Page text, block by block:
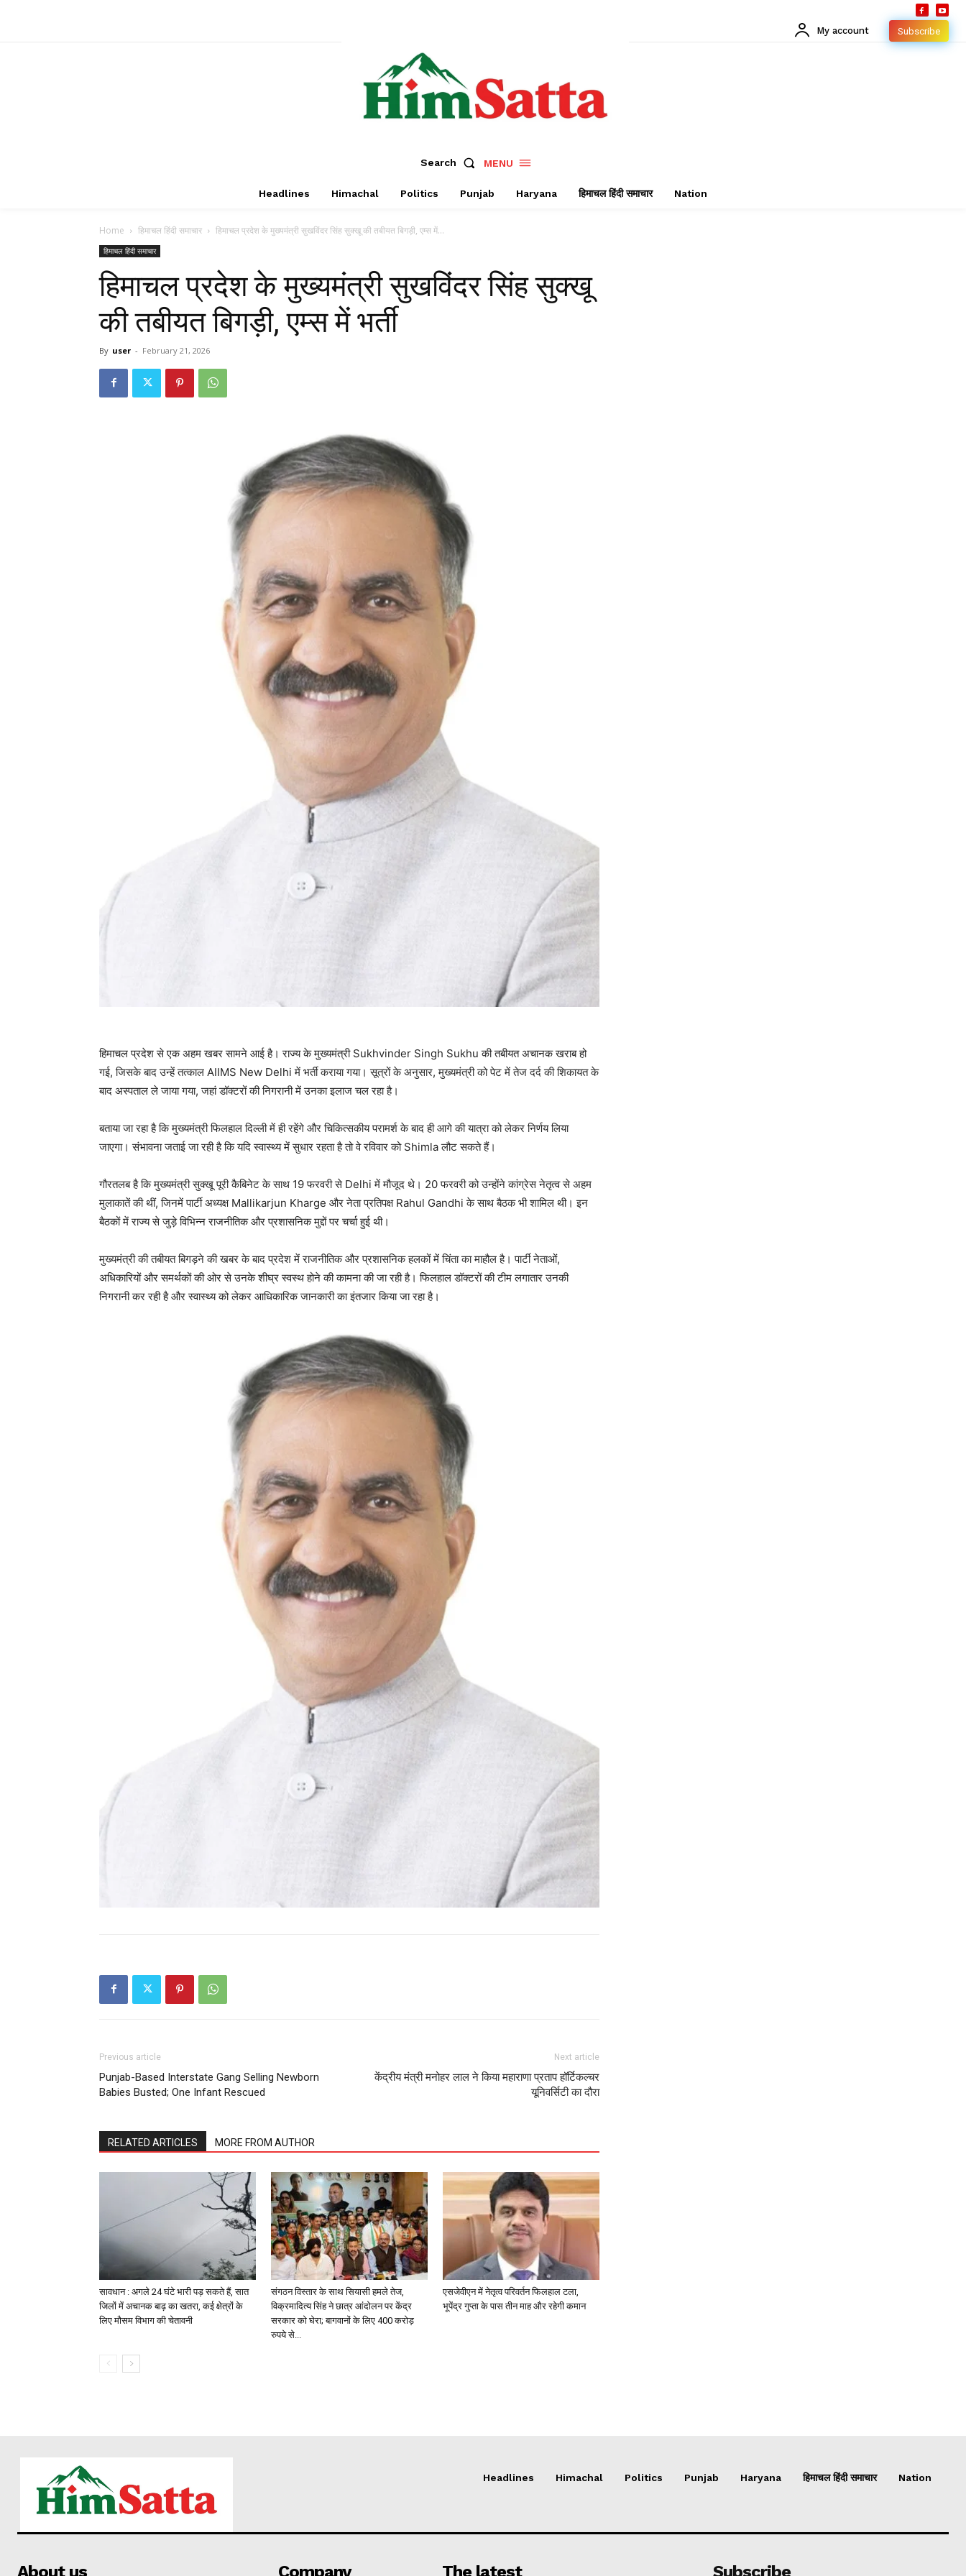
Magazine PRO
SUBSCRIBE NOW
About
Contact us
Subscription Plans
My account
My account Subscribe
Search MENU
Headlines Himachal Politics Punjab Haryana हिमाचल हिंदी समाचार Nation
Home हिमाचल हिंदी समाचार हिमाचल प्रदेश के मुख्यमंत्री सुखविंदर सिंह सुक्खू की तबीयत बिगड़ी, एम्स में...
हिमाचल हिंदी समाचार
हिमाचल प्रदेश के मुख्यमंत्री सुखविंदर सिंह सुक्खू
की तबीयत बिगड़ी, एम्स में भर्ती
By user - February 21, 2026
हिमाचल प्रदेश से एक अहम खबर सामने आई है। राज्य के मुख्यमंत्री Sukhvinder Singh Sukhu की तबीयत अचानक खराब हो
गई, जिसके बाद उन्हें तत्काल AIIMS New Delhi में भर्ती कराया गया। सूत्रों के अनुसार, मुख्यमंत्री को पेट में तेज दर्द की शिकायत के
बाद अस्पताल ले जाया गया, जहां डॉक्टरों की निगरानी में उनका इलाज चल रहा है।
बताया जा रहा है कि मुख्यमंत्री फिलहाल दिल्ली में ही रहेंगे और चिकित्सकीय परामर्श के बाद ही आगे की यात्रा को लेकर निर्णय लिया
जाएगा। संभावना जताई जा रही है कि यदि स्वास्थ्य में सुधार रहता है तो वे रविवार को Shimla लौट सकते हैं।
गौरतलब है कि मुख्यमंत्री सुक्खू पूरी कैबिनेट के साथ 19 फरवरी से Delhi में मौजूद थे। 20 फरवरी को उन्होंने कांग्रेस नेतृत्व से अहम
मुलाकातें की थीं, जिनमें पार्टी अध्यक्ष Mallikarjun Kharge और नेता प्रतिपक्ष Rahul Gandhi के साथ बैठक भी शामिल थी। इन
बैठकों में राज्य से जुड़े विभिन्न राजनीतिक और प्रशासनिक मुद्दों पर चर्चा हुई थी।
मुख्यमंत्री की तबीयत बिगड़ने की खबर के बाद प्रदेश में राजनीतिक और प्रशासनिक हलकों में चिंता का माहौल है। पार्टी नेताओं,
अधिकारियों और समर्थकों की ओर से उनके शीघ्र स्वस्थ होने की कामना की जा रही है। फिलहाल डॉक्टरों की टीम लगातार उनकी
निगरानी कर रही है और स्वास्थ्य को लेकर आधिकारिक जानकारी का इंतजार किया जा रहा है।
Previous article
Punjab-Based Interstate Gang Selling Newborn
Babies Busted; One Infant Rescued
Next article
केंद्रीय मंत्री मनोहर लाल ने किया महाराणा प्रताप हॉर्टिकल्चर
यूनिवर्सिटी का दौरा
RELATED ARTICLES MORE FROM AUTHOR
सावधान : अगले 24 घंटे भारी पड़ सकते हैं, सात
जिलों में अचानक बाढ़ का खतरा, कई क्षेत्रों के
लिए मौसम विभाग की चेतावनी
संगठन विस्तार के साथ सियासी हमले तेज,
विक्रमादित्य सिंह ने छात्र आंदोलन पर केंद्र
सरकार को घेरा; बागवानों के लिए 400 करोड़
रुपये से...
एसजेवीएन में नेतृत्व परिवर्तन फिलहाल टला,
भूपेंद्र गुप्ता के पास तीन माह और रहेगी कमान
Headlines Himachal Politics Punjab Haryana हिमाचल हिंदी समाचार Nation
About us Company The latest Subscribe